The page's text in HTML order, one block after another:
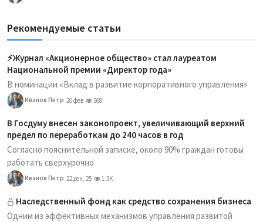
Рекомендуемые статьи
⚡️Журнал «Акционерное общество» стал лауреатом
Национальной премии «Директор года»
В номинации «Вклад в развитие корпоративного управления»
Иванов Петр 20 фев 568
В Госдуму внесен законопроект, увеличивающий верхний
предел по переработкам до 240 часов в год
Согласно пояснительной записке, около 90% граждан готовы
работать сверхурочно
Иванов Петр 22 дек, 25 1.3K
Наследственный фонд как средство сохранения бизнеса
Одним из эффективных механизмов управления развитой